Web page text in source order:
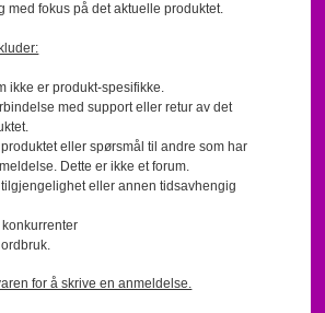
med fokus på det aktuelle produktet.
ikke er produkt-spesifikke.
med support eller retur av det
eller spørsmål til andre som har
Dette er ikke et forum.
tilgjengelighet eller annen tidsavhengig
for å skrive en anmeldelse.